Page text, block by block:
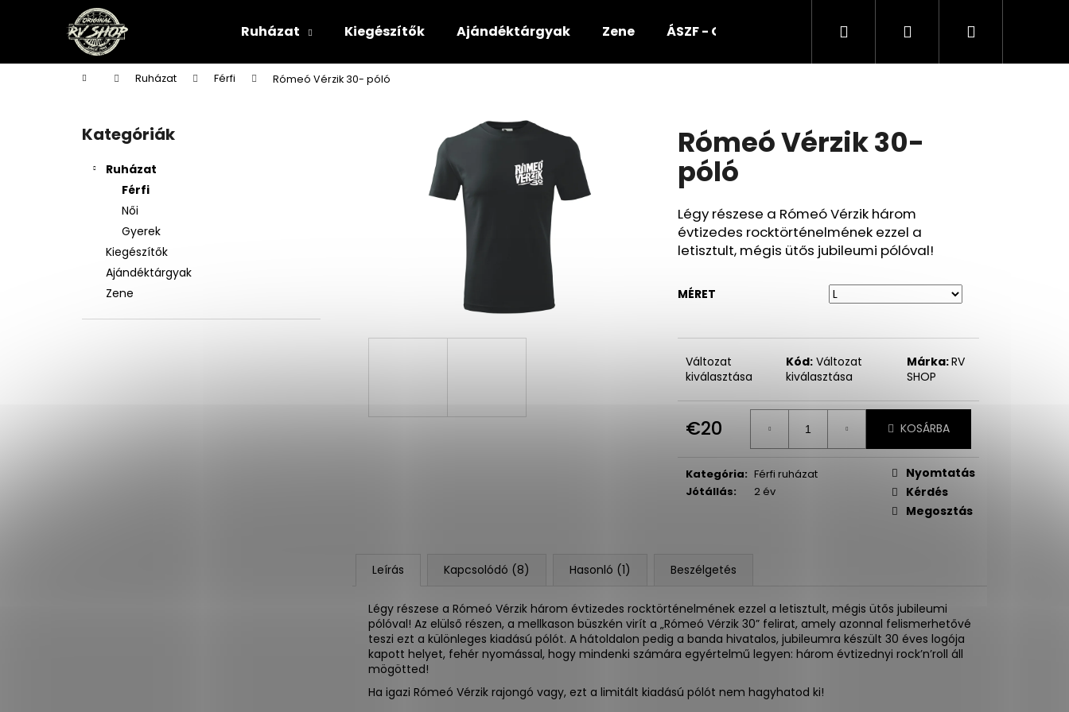
Ruházat Kiegészítők Ajándéktárgyak Zene ÁSZF - Obchodné podmienky Elérhetőség
KeresésBejelentkezés
Kosár
KezdőlapRuházat Férfi Rómeó Vérzik 30- póló
Kategóriák
átugrása
Kategóriák
Ruházat
Férfi
Női
Gyerek
Kiegészítők
Ajándéktárgyak
Zene
Rómeó Vérzik 30-
póló
Légy részese a Rómeó Vérzik három
évtizedes rocktörténelmének ezzel a
letisztult, mégis ütős jubileumi pólóval!
MÉRET
Változat
kiválasztása
Kód: Változat
kiválasztása
Márka:RV
SHOP
€20 KOSÁRBA
Kategória: Férfi ruházat
Jótállás: 2 év
Nyomtatás
Kérdés
Megosztás
Leírás Kapcsolódó (8) Hasonló (1) Beszélgetés
Légy részese a Rómeó Vérzik három évtizedes rocktörténelmének ezzel a letisztult, mégis ütős jubileumi
pólóval! Az elülső részen, a mellkason büszkén virít a „Rómeó Vérzik 30” felirat, amely azonnal felismerhetővé
teszi ezt a különleges kiadású pólót. A hátoldalon pedig a banda hivatalos, jubileumra készült 30 éves logója
kapott helyet, fehér nyomással, hogy mindenki számára egyértelmű legyen: három évtizednyi rock’n’roll áll
mögötted!
Ha igazi Rómeó Vérzik rajongó vagy, ezt a limitált kiadású pólót nem hagyhatod ki!
á
Vissza
a boltba
Vissza
a boltba
Ajánljuk
Következő
MÁSIK IRÁNY